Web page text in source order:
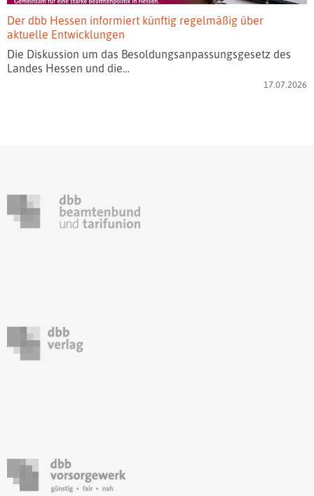
Der dbb Hessen informiert künftig regelmäßig über
aktuelle Entwicklungen
Die Diskussion um das Besoldungsanpassungsgesetz des
Landes Hessen und die…
17.07.2026